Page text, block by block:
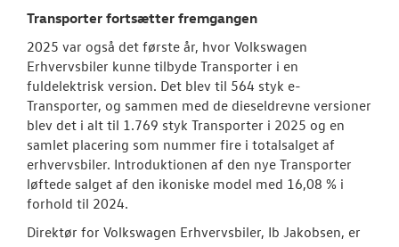
Transporter fortsætter fremgangen
2025 var også det første år, hvor Volkswagen
Erhvervsbiler kunne tilbyde Transporter i en
fuldelektrisk version. Det blev til 564 styk e-
Transporter, og sammen med de dieseldrevne versioner
blev det i alt til 1.769 styk Transporter i 2025 og en
samlet placering som nummer fire i totalsalget af
erhvervsbiler. Introduktionen af den nye Transporter
løftede salget af den ikoniske model med 16,08 % i
forhold til 2024.
Direktør for Volkswagen Erhvervsbiler, Ib Jakobsen, er